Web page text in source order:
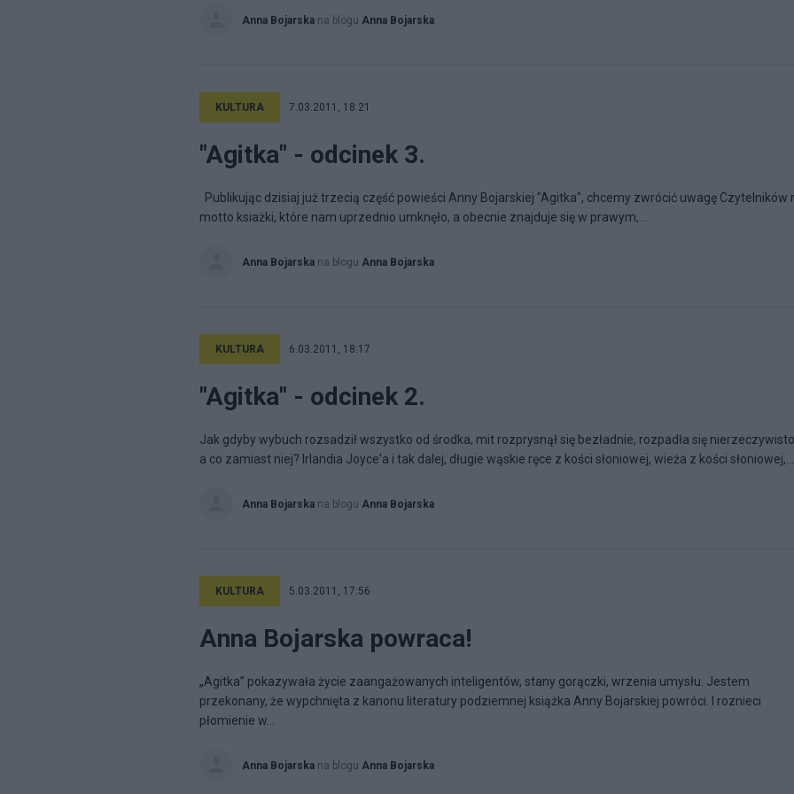
Anna Bojarska na blogu Anna Bojarska
KULTURA 7.03.2011, 18:21
"Agitka" - odcinek 3.
Publikując dzisiaj już trzecią część powieści Anny Bojarskiej "Agitka", chcemy zwrócić uwagę Czytelników
motto ksiażki, które nam uprzednio umknęło, a obecnie znajduje się w prawym,...
Anna Bojarska na blogu Anna Bojarska
KULTURA 6.03.2011, 18:17
"Agitka" - odcinek 2.
Jak gdyby wybuch rozsadził wszystko od środka, mit rozprysnął się bezładnie, rozpadła się
a co zamiast niej? Irlandia Joyce'a i tak dalej, długie wąskie ręce z kości słoniowej, wieża z kości słoniowej,...
Anna Bojarska na blogu Anna Bojarska
KULTURA 5.03.2011, 17:56
Anna Bojarska powraca!
„Agitka” pokazywała życie zaangażowanych inteligentów, stany gorączki, wrzenia umysłu. Jestem
przekonany, że wypchnięta z kanonu literatury podziemnej książka Anny Bojarskiej powróci. I roznieci
płomienie w...
Anna Bojarska na blogu Anna Bojarska